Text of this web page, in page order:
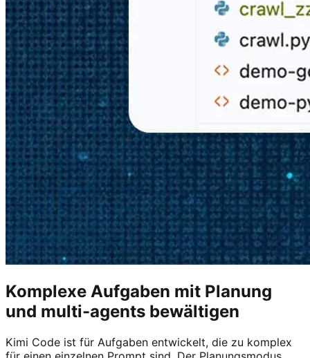
Komplexe Aufgaben mit Planung
und multi-agents bewältigen
Kimi Code ist für Aufgaben entwickelt, die zu komplex